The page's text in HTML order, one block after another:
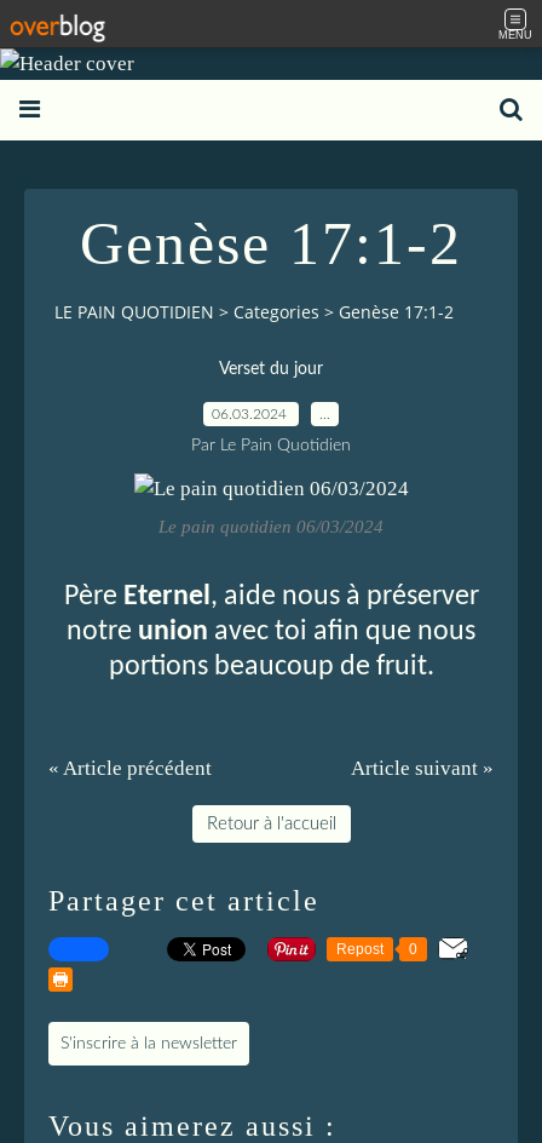
MENU
Genèse 17:1-2
LE PAIN QUOTIDIEN > Categories > Genèse 17:1-2
Verset du jour
06.03.2024
Par Le Pain Quotidien
Le pain quotidien 06/03/2024
Père Eternel , aide nous à préserver
notre union avec toi afin que nous
portions beaucoup de fruit.
« Article précédent Article suivant »
Retour à l'accueil
Partager cet article
Repost 0
S'inscrire à la newsletter
Vous aimerez aussi :